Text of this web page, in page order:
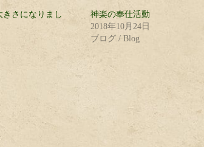
きさになりまし
神楽の奉仕活動
2018年10月24日
ブログ / Blog